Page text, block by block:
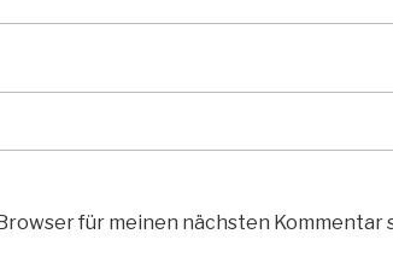
für meinen nächsten Kommentar